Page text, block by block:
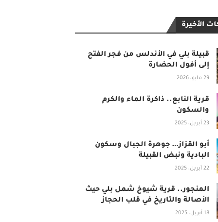
الأخيرة
قبيلة بلي في الأندلس من فجر الفتح
إلى أفول الحضارة
29 مايو، 2026
قرية النابع.. ذاكرة الماء والكرم
والسكون
23 أبريل، 2025
أبو القزاز… جوهرة الجبال وسكون
البادية ونبض القبيلة
22 أبريل، 2025
المنجور.. قرية شيوخ شمل بلي حيث
الأصالة والتاريخ في قلب الحجاز
18 أبريل، 2025